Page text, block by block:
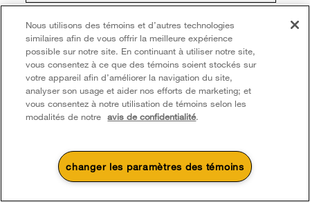
Avantages et inconvénients des
réfrigérateurs à portes
françaises
Les réfrigérateurs à portes françaises sont
populaires pour une raison, mais trouver le bon
modèle devrait principalement dépendre de deux
facteurs :
Votre façon de cuisiner
Votre façon d'utiliser l'espace
**Une fois que je m’inscris, Whirlpool Canada peut communiquer avec moi, y compris par
courriel, au sujet de ses offres spéciales, événements exclusifs, marques, produits et
services. Vous pouvez retirer votre consentement à tout moment. Tous les
renseignements recueillis sont régis par notreavis de confidentialité. Pour obtenir plus de
renseignements et une liste des marques, cliquez icioucommuniquez avec nous.
Nous utilisons des témoins et d’autres technologies
similaires afin de vous offrir la meilleure expérience
possible sur notre site. En continuant à utiliser notre site,
vous consentez à ce que des témoins soient stockés sur
votre appareil afin d’améliorer la navigation du site,
analyser son usage et aider nos efforts de marketing; et
vous consentez à notre utilisation de témoins selon les
modalités de notre avis de confidentialité.
changer les paramètres des témoins